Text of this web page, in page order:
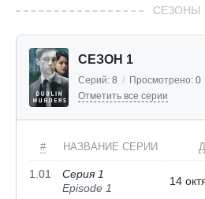
СЕЗОНЫ
СЕЗОН 1
Серий: 8 / Просмотрено: 0
Отметить все серии
# НАЗВАНИЕ СЕРИИ
1.01
Серия 1
Episode 1
14